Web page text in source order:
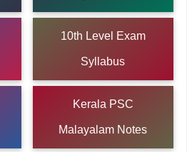
10th Level Exam
Syllabus
Kerala PSC
Malayalam Notes